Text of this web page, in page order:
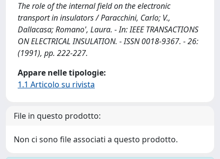
The role of the internal field on the electronic
transport in insulators / Paracchini, Carlo; V.,
Dallacasa; Romano', Laura. - In: IEEE TRANSACTIONS
ON ELECTRICAL INSULATION. - ISSN 0018-9367. - 26:
(1991), pp. 222-227.
Appare nelle tipologie:
1.1 Articolo su rivista
File in questo prodotto:
Non ci sono file associati a questo prodotto.